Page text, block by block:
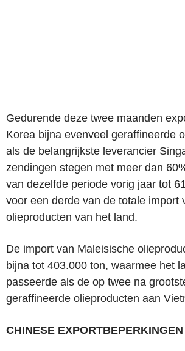
Gedurende deze twee maanden
Korea bijna evenveel geraffineerde
als de belangrijkste leverancier
zendingen stegen met meer dan
van dezelfde periode vorig jaar tot
voor een derde van de totale import
olieproducten van het land.
De import van Maleisische
bijna tot 403.000 ton, waarmee het
passeerde als de op twee na
geraffineerde olieproducten aan
CHINESE EXPORTBEPERKINGEN